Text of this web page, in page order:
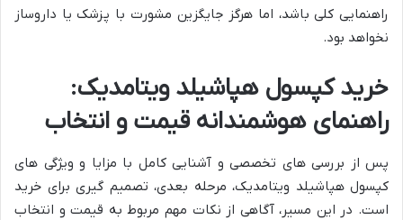
راهنمایی کلی باشد، اما هرگز جایگزین مشورت با پزشک یا داروساز
نخواهد بود.
خرید کپسول هپاشیلد ویتامدیک:
راهنمای هوشمندانه قیمت و انتخاب
پس از بررسی های تخصصی و آشنایی کامل با مزایا و ویژگی های
کپسول هپاشیلد ویتامدیک، مرحله بعدی، تصمیم گیری برای خرید
است. در این مسیر، آگاهی از نکات مهم مربوط به قیمت و انتخاب